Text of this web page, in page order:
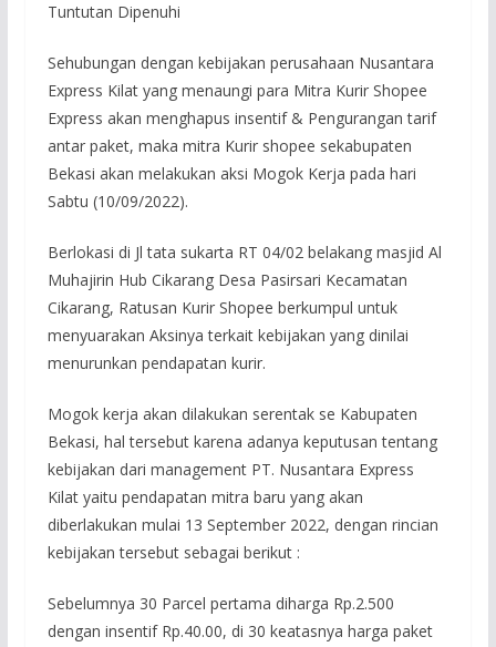
Tuntutan Dipenuhi
Sehubungan dengan kebijakan perusahaan Nusantara
Express Kilat yang menaungi para Mitra Kurir Shopee
Express akan menghapus insentif & Pengurangan tarif
antar paket, maka mitra Kurir shopee sekabupaten
Bekasi akan melakukan aksi Mogok Kerja pada hari
Sabtu (10/09/2022).
Berlokasi di Jl tata sukarta RT 04/02 belakang masjid Al
Muhajirin Hub Cikarang Desa Pasirsari Kecamatan
Cikarang, Ratusan Kurir Shopee berkumpul untuk
menyuarakan Aksinya terkait kebijakan yang dinilai
menurunkan pendapatan kurir.
Mogok kerja akan dilakukan serentak se Kabupaten
Bekasi, hal tersebut karena adanya keputusan tentang
kebijakan dari management PT. Nusantara Express
Kilat yaitu pendapatan mitra baru yang akan
diberlakukan mulai 13 September 2022, dengan rincian
kebijakan tersebut sebagai berikut :
Sebelumnya 30 Parcel pertama diharga Rp.2.500
dengan insentif Rp.40.00, di 30 keatasnya harga paket